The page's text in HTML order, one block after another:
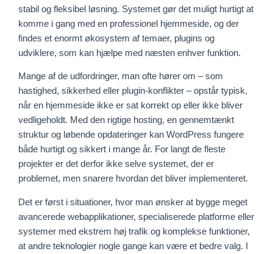
stabil og fleksibel løsning. Systemet gør det muligt hurtigt at
komme i gang med en professionel hjemmeside, og der
findes et enormt økosystem af temaer, plugins og
udviklere, som kan hjælpe med næsten enhver funktion.
Mange af de udfordringer, man ofte hører om – som
hastighed, sikkerhed eller plugin-konflikter – opstår typisk,
når en hjemmeside ikke er sat korrekt op eller ikke bliver
vedligeholdt. Med den rigtige hosting, en gennemtænkt
struktur og løbende opdateringer kan WordPress fungere
både hurtigt og sikkert i mange år. For langt de fleste
projekter er det derfor ikke selve systemet, der er
problemet, men snarere hvordan det bliver implementeret.
Det er først i situationer, hvor man ønsker at bygge meget
avancerede webapplikationer, specialiserede platforme eller
systemer med ekstrem høj trafik og komplekse funktioner,
at andre teknologier nogle gange kan være et bedre valg. I